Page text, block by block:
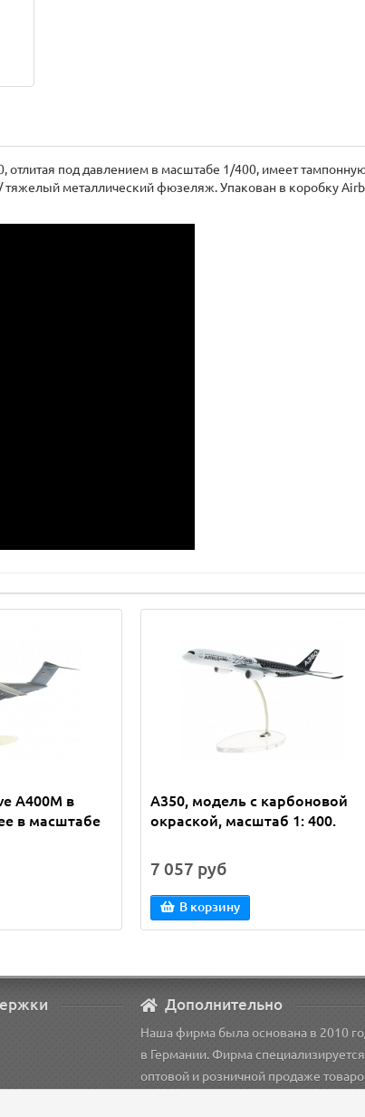
отлитая под давлением в масштабе 1/400, имеет
металлический фюзеляж. Упакован в коробку
A400M в
в масштабе
А350, модель с карбоновой
окраской, масштаб 1: 400.
7 057 руб
В корзину
Дополнительно
Наша фирма была основана в 2010
в Германии. Фирма
оптовой и розничной продаже